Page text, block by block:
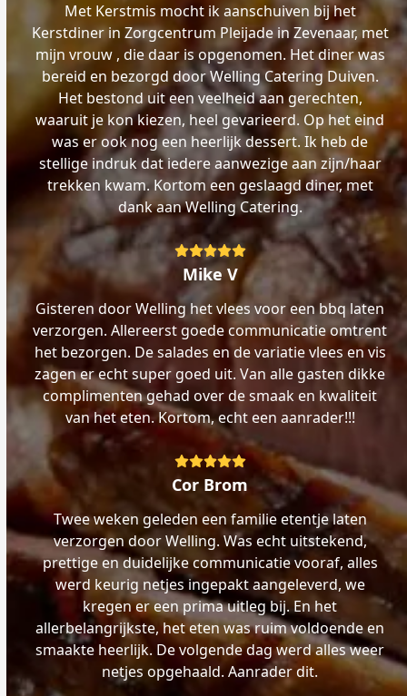
Met Kerstmis mocht ik aanschuiven bij het
Kerstdiner in Zorgcentrum Pleijade in Zevenaar, met
mijn vrouw , die daar is opgenomen. Het diner was
bereid en bezorgd door Welling Catering Duiven.
Het bestond uit een veelheid aan gerechten,
waaruit je kon kiezen, heel gevarieerd. Op het eind
was er ook nog een heerlijk dessert. Ik heb de
stellige indruk dat iedere aanwezige aan zijn/haar
trekken kwam. Kortom een geslaagd diner, met
dank aan Welling Catering.
Rating:
Mike V
Gisteren door Welling het vlees voor een bbq laten
verzorgen. Allereerst goede communicatie omtrent
het bezorgen. De salades en de variatie vlees en vis
zagen er echt super goed uit. Van alle gasten dikke
complimenten gehad over de smaak en kwaliteit
van het eten. Kortom, echt een aanrader!!!
Rating:
5
Cor Brom
Twee weken geleden een familie etentje laten
verzorgen door Welling. Was echt uitstekend,
prettige en duidelijke communicatie vooraf, alles
werd keurig netjes ingepakt aangeleverd, we
kregen er een prima uitleg bij. En het
allerbelangrijkste, het eten was ruim voldoende en
smaakte heerlijk. De volgende dag werd alles weer
netjes opgehaald. Aanrader dit.